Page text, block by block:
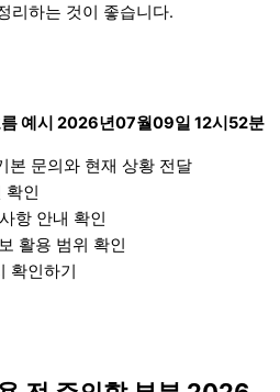
리하는 것이 좋습니다.
예시 2026년07월09일 12시52분
본 문의와 현재 상황 전달
확인
항 안내 확인
활용 범위 확인
확인하기